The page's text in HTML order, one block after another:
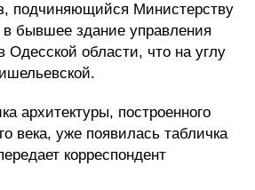
подчиняющийся Министерству
бывшее здание управления
Одесской области, что на углу
архитектуры, построенного
века, уже появилась табличка
корреспондент